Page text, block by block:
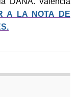
A LA NOTA DE